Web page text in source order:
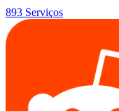
893 Serviços